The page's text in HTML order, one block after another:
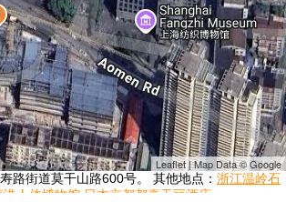
Leaflet | Map Data © Google
路街道莫干山路600号。 其他地点： 浙江温岭石
港人体博物馆 日本京都都喜天丽酒店